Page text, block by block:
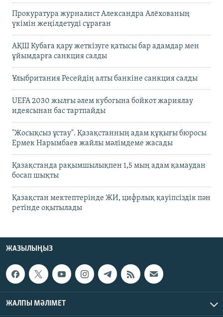
Прокуратура журналист Александра Алёхованың
үкімін жеңілдетуді сұраған
АҚШ Кубаға қару жеткізуге қатысы бар адамдар мен
ұйымдарға санкция салды
Ұлыбритания Ресейдің алты банкіне санкция салды
UEFA 2030 жылғы әлем кубогына бойкот жариялау
идеясынан бас тартпайды
"Жосықсыз ұстау". Қазақстанның адам құқығы бюросы
Ермек Нарымбаев жайлы мәлімдеме жасады
Қазақстанда рақымшылықпен 1,5 мың адам қамаудан
босап шықты
Қазақстан мектептерінде ЖИ, цифрлық қауіпсіздік пән
ретінде оқытылады
ЖАЗЫЛЫҢЫЗ
ЖАЛПЫ МӘЛІМЕТ